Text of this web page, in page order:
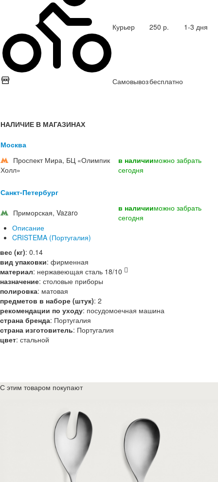
Курьер 250 р. 1-3 дня
Самовывозбесплатно
НАЛИЧИЕ В МАГАЗИНАХ
Москва
Проспект Мира, БЦ «Олимпик
Холл»
в наличииможно забрать
сегодня
Санкт-Петербург
Приморская, Vazaro в наличииможно забрать
сегодня
Описание
CRISTEMA (Португалия)
вес (кг): 0.14
вид упаковки: фирменная
материал: нержавеющая сталь 18/10
назначение: столовые приборы
полировка: матовая
предметов в наборе (штук): 2
рекомендации по уходу: посудомоечная машина
страна бренда: Португалия
страна изготовитель: Португалия
цвет: стальной
С этим товаром покупают